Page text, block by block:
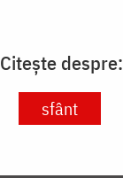
Citește despre:
sfânt